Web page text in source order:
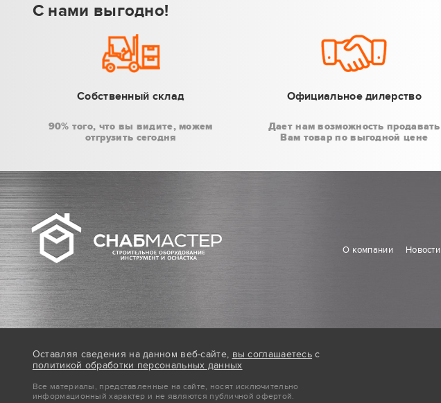
С нами выгодно!
Собственный склад
90% того, что вы видите, можем
отгрузить сегодня
Официальное дилерство
Дает нам возможность продавать
Вам товар по выгодной цене
О компании Новости
Оставляя сведения на данном веб-сайте, вы соглашаетесь с
политикой обработки персональных данных
Все материалы, представленные на сайте, носят исключительно
информационный характер и не являются публичной офертой.